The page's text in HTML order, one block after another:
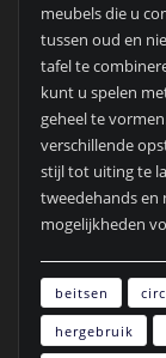
meubels die u
tussen oud en
tafel te
kunt u spelen
geheel te
verschillende
stijl tot uiting te
tweedehands en
mogelijkheden
beitsen
hergebruik